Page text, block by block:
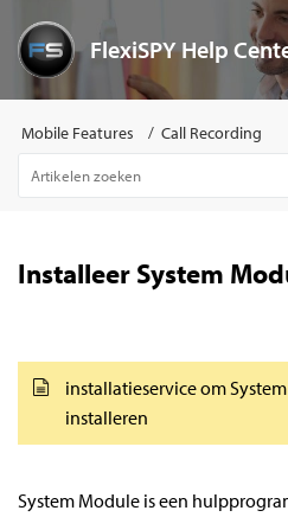
FlexiSPY Help
Mobile Features Call Recording
Installeer System
installatieservice om
installeren
System Module is een